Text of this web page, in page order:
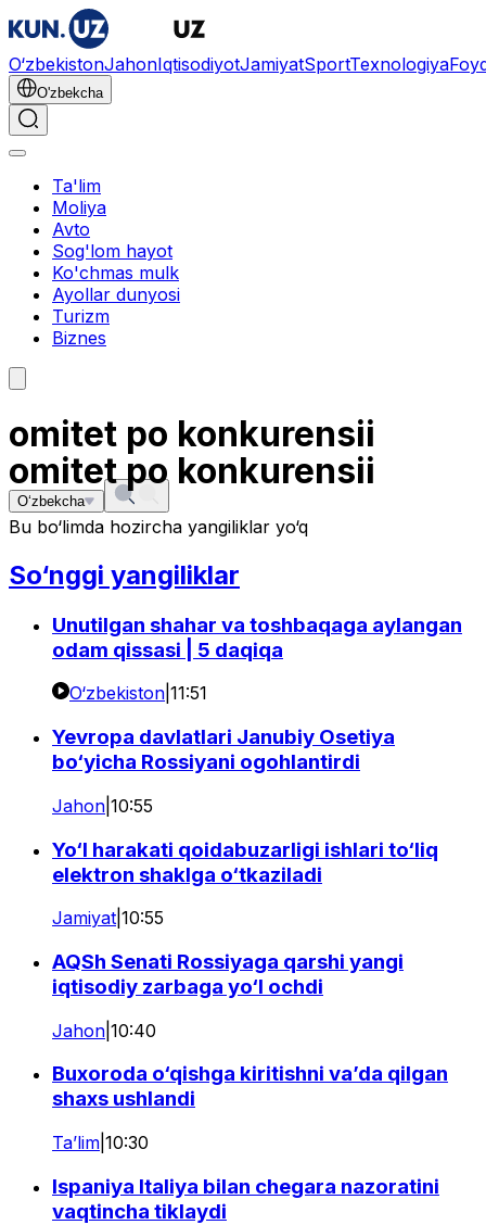
O‘zbekistonJahonIqtisodiyotJamiyatSportTexnologiya
O'zbekcha
Ta'lim
Moliya
Avto
Sog'lom hayot
Ko'chmas mulk
Ayollar dunyosi
Turizm
Biznes
omitet po konkurensii
O‘zbekcha
omitet po konkurensii
Bu bo‘limda hozircha yangiliklar yo‘q
So‘nggi yangiliklar
Unutilgan shahar va toshbaqaga aylangan
odam qissasi | 5 daqiqa
O‘zbekiston 11:51
Yevropa davlatlari Janubiy Osetiya
bo‘yicha Rossiyani ogohlantirdi
Jahon 10:55
Yo‘l harakati qoidabuzarligi ishlari to‘liq
elektron shaklga o‘tkaziladi
Jamiyat 10:55
AQSh Senati Rossiyaga qarshi yangi
iqtisodiy zarbaga yo‘l ochdi
Jahon 10:40
Buxoroda o‘qishga kiritishni va’da qilgan
shaxs ushlandi
Ta’lim 10:30
Ispaniya Italiya bilan chegara nazoratini
vaqtincha tiklaydi